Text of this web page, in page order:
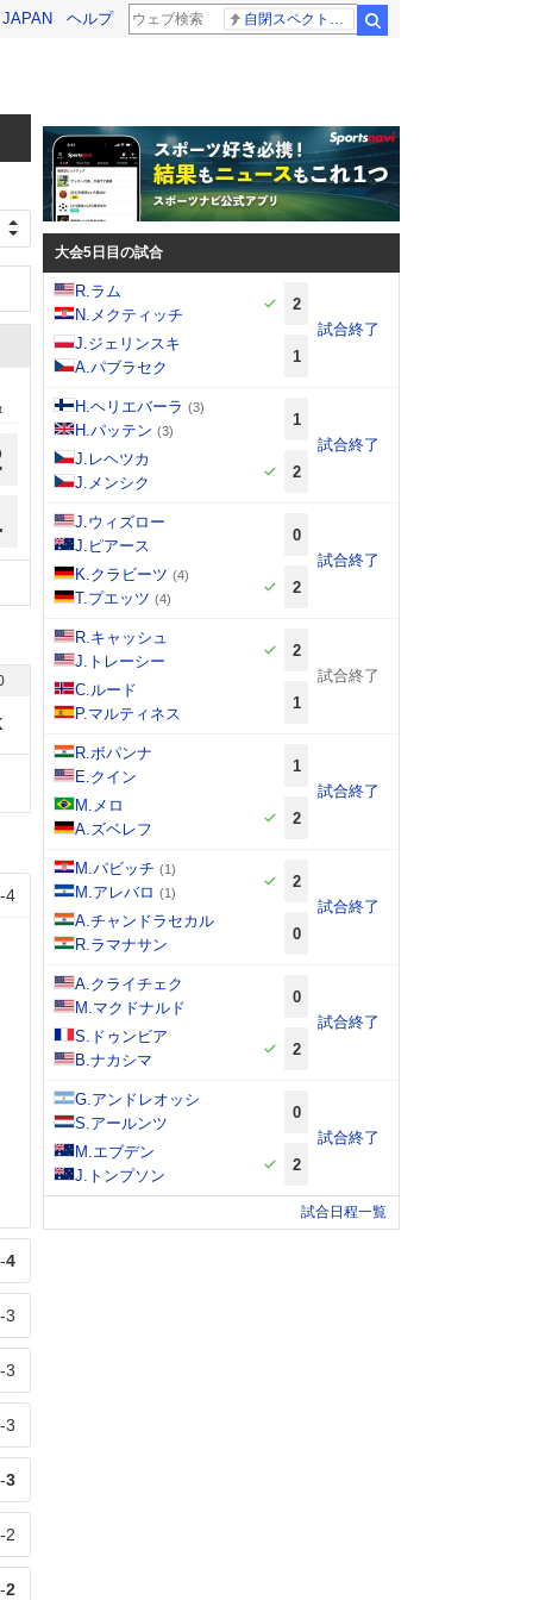
ヘルプ
-4
-4
-3
-3
-3
-3
-2
-2
大会5日目の試合
R.ラム
N.メクティッチ
2
J.ジェリンスキ
A.パブラセク
1
試合終了
H.ヘリエバーラ (3)
H.パッテン (3)
1
J.レヘツカ
J.メンシク
2
試合終了
J.ウィズロー
J.ピアース
0
K.クラビーツ (4)
T.プエッツ (4)
2
試合終了
R.キャッシュ
J.トレーシー
2
C.ルード
P.マルティネス
1
試合終了
R.ボパンナ
E.クイン
1
M.メロ
A.ズベレフ
2
試合終了
M.パビッチ (1)
M.アレバロ (1)
2
A.チャンドラセカル
R.ラマナサン
0
試合終了
A.クライチェク
M.マクドナルド
0
S.ドゥンビア
B.ナカシマ
2
試合終了
G.アンドレオッシ
S.アールンツ
0
M.エブデン
J.トンプソン
2
試合終了
試合日程一覧